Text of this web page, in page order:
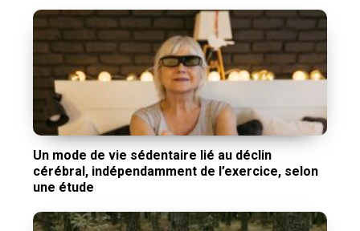
Un mode de vie sédentaire lié au déclin
cérébral, indépendamment de l’exercice, selon
une étude